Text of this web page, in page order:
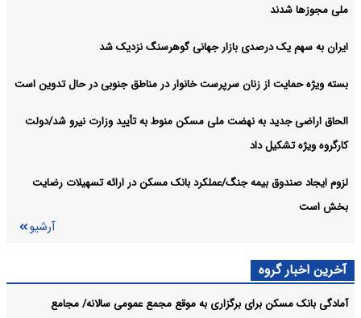
اقتصادی: بانک ملی ایران در مسیر بازگشت کامل؛ خدمات یکی پس از دیگری به
مدار خدمت‌رسانی بازمی‌گردند
ملی مجوزها شدند
ایران به سهم یک‌ درصدی بازار جهانی گوهرسنگ نزدیک شد
بسته ویژه حمایت از زنان سرپرست خانوار در مناطق جنوبی در حال تدوین است
الحاق اراضی جدید به نهضت ملی مسکن منوط به تأیید وزارت نیرو شد/دولت
کارگروه ویژه تشکیل داد
لزوم ایجاد صندوق بیمه جنگ/عملکرد بانک مسکن در ارائه تسهیلات رضایت
بخش است
آرشیو
آخرین اخبار گروه
آمادگی بانک مسکن برای برگزاری به موقع مجمع عمومی سالانه/ مجامع